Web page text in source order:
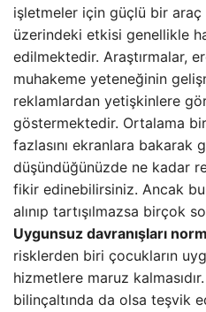
işletmeler için güçlü bir
üzerindeki etkisi genellikle
edilmektedir. Araştırmalar,
muhakeme yeteneğinin
reklamlardan yetişkinlere
göstermektedir. Ortalama
fazlasını ekranlara bakarak
düşündüğünüzde ne kadar
fikir edinebilirsiniz. Ancak
alınıp tartışılmazsa birçok
Uygunsuz davranışları
risklerden biri çocukların
hizmetlere maruz
bilinçaltında da olsa teşvik